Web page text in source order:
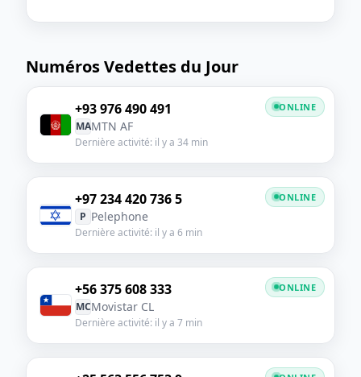
Numéros Vedettes du Jour
+93 976 490 491
MAMTN AF
Dernière activité: il y a 34 min
ONLINE
+97 234 420 736 5
P Pelephone
Dernière activité: il y a 6 min
ONLINE
+56 375 608 333
MCMovistar CL
Dernière activité: il y a 7 min
ONLINE